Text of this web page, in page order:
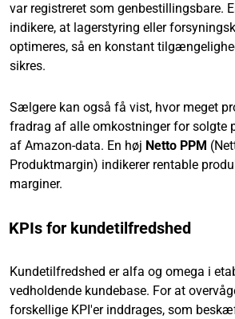
var registreret som genbestillingsbare.
indikere, at lagerstyring eller
optimeres, så en konstant
sikres.
Sælgere kan også få vist, hvor meget
fradrag af alle omkostninger for solgte
af Amazon-data. En høj Netto PPM
Produktmargin) indikerer rentable
marginer.
KPIs for kundetilfredshed
Kundetilfredshed er alfa og omega i
vedholdende kundebase. For at
forskellige KPI'er inddrages, som